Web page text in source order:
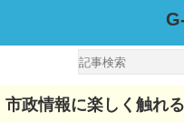
市政情報に楽しく触れ